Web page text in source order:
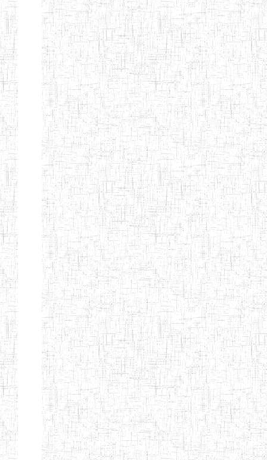
Afficher Page 13 sur 13 Total: 307
Début Préc. 4 5 6 7 8
9
13
Suivant Fin
GTTTC
KUMBA
13/08/2013 ENIET Public
GTTC AKWA-
BAKASSI
27/08/2013 ENIEG Public
GTTC
MUNDEMBA
01/08/1997 ENIEG Public
Etablissements
d'enseignement
secondaire
technique
et
professionnel